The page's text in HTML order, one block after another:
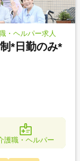
・ヘルパー求人
*日勤のみ*
護職・ヘルパー